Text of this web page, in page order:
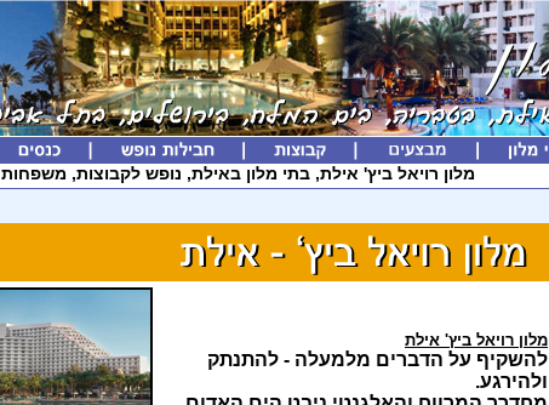
מלון רויאל ביץ' אילת, בתי מלון באילת, נופש לקבוצות, משפחות
מלון רויאל ביץ' אילת
להשקיף על הדברים מלמעלה - להתנתק
ולהירגע.